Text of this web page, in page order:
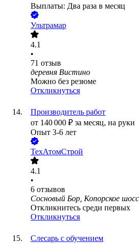
Выплаты: Два раза в месяц
Ультрамар
4.1
•
71 отзыв
деревня Вистино
Можно без резюме
Откликнуться
Производитель работ
от 140 000 ₽ за месяц, на руки
Опыт 3-6 лет
ТехАтомСтрой
4.1
•
6 отзывов
Сосновый Бор, Копорское
Откликнитесь среди первых
Откликнуться
Слесарь с обучением